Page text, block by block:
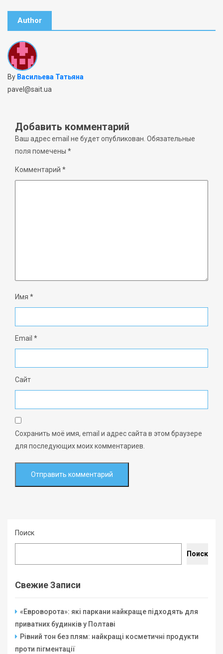
Author
By Васильева Татьяна
pavel@sait.ua
Добавить комментарий
Ваш адрес email не будет опубликован. Обязательные
поля помечены *
Комментарий *
Имя *
Email *
Сайт
Сохранить моё имя, email и адрес сайта в этом браузере
для последующих моих комментариев.
Поиск
Поиск
Свежие Записи
«Евроворота»: які паркани найкраще підходять для
приватних будинків у Полтаві
Рівний тон без плям: найкращі косметичні продукти
проти пігментації